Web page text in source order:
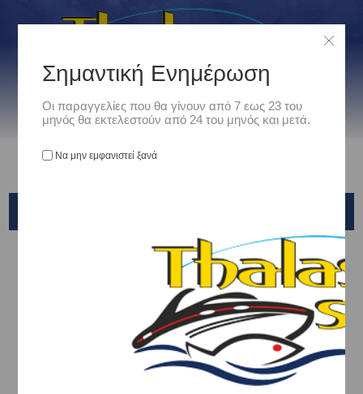
Ηλεκτρικοί Κινητήρες / MINN KOTA
ΕΠΟΙΚΟΙΝΩΝΗΣΤΕ ΜΑΖΙ ΜΑΣ ΓΙΑ ΝΑ ΕΠΙΛΕΞΟΥΜΕ ΜΑΖΙ
ΤΗΝ ΙΔΑΝΙΚΗ MINN-KOTA ΓΙΑ ΤΟ ΣΚΑΦΟΣ ΣΑΣ
Η
ΠΑΤΗΣΤΕ ΕΔΩMINN-KOTA
Η
ΔΕΙΤΕ ΠΑΡΑΚΑΤΩ
Σημαντική Ενημέρωση
Οι παραγγελίες που θα γίνουν από 7 εως 23 του
μηνός θα εκτελεστούν από 24 του μηνός και μετά.
Να μην εμφανιστεί ξανά